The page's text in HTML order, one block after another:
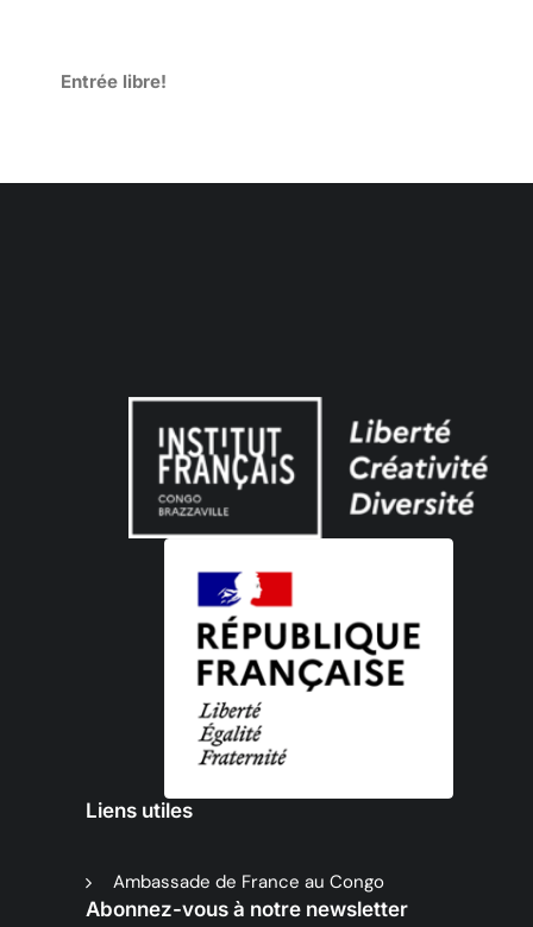
Entrée libre!
Liens utiles
Ambassade de France au Congo
Abonnez-vous à notre newsletter